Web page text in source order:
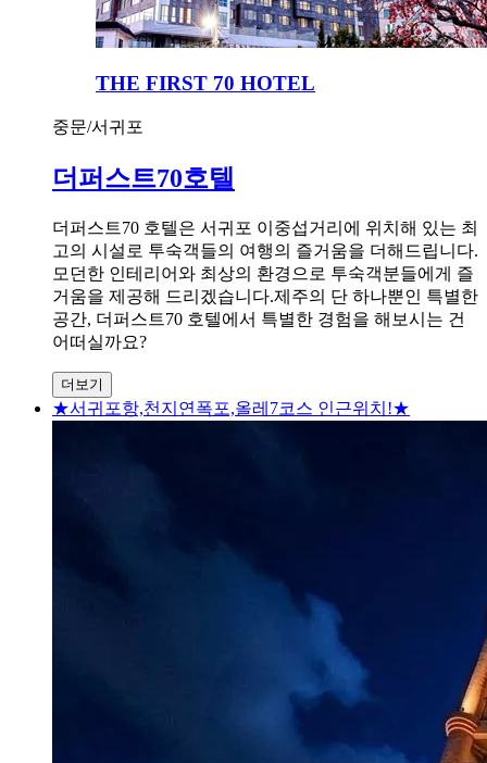
THE FIRST 70 HOTEL
중문/서귀포
더퍼스트70호텔
더퍼스트70 호텔은 서귀포 이중섭거리에 위치해 있는 최
고의 시설로 투숙객들의 여행의 즐거움을 더해드립니다.
모던한 인테리어와 최상의 환경으로 투숙객분들에게 즐
거움을 제공해 드리겠습니다.제주의 단 하나뿐인 특별한
공간, 더퍼스트70 호텔에서 특별한 경험을 해보시는 건
어떠실까요?
더보기
★서귀포항,천지연폭포,올레7코스 인근위치!★